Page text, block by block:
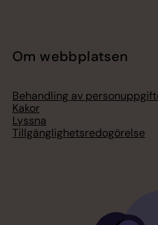
Om webbplatsen
Behandling av
Kakor
Lyssna
Tillgänglighetsredogörelse